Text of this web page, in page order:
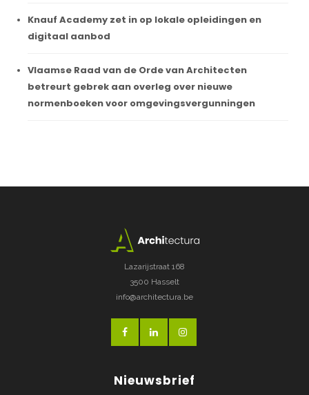
Knauf Academy zet in op lokale opleidingen en
digitaal aanbod
Vlaamse Raad van de Orde van Architecten
betreurt gebrek aan overleg over nieuwe
normenboeken voor omgevingsvergunningen
Lazarijstraat 168
3500 Hasselt
info@architectura.be
Nieuwsbrief